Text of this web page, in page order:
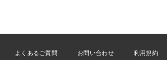
よくあるご質問 お問い合わせ 利用規約